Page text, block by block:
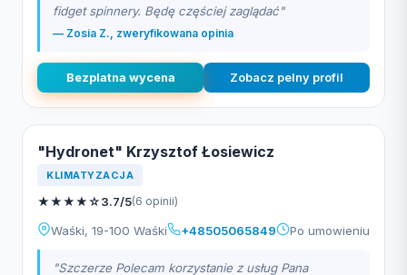
fidget spinnery. Będę częściej zaglądać"
— Zosia Z., zweryfikowana opinia
Bezplatna wycena Zobacz pelny profil
"Hydronet" Krzysztof Łosiewicz
KLIMATYZACJA
★★★★☆3.7/5(6 opinii)
Waśki, 19-100 Waśki +48505065849 Po umowieniu
"Szczerze Polecam korzystanie z usług Pana